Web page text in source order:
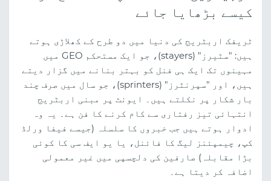
کیسے بڑھایا جائے
ٹریفک اربٹریج کی دنیا میں دو طرح کے کھلاڑی ہوتے
ہیں: "سٹیرز" (stayers)، جو ایک مستحکم GEO میں
مہینوں تک ایک ہی فنل کو بہتر بنانے میں گزار دیتے
ہیں، اور "سپرنٹرز" (sprinters)، جو سال میں صرف چند
بار شکار پر نکلتے ہیں۔ ایونٹ پر مبنی اربٹریج
انتہائی تیز رفتاری سے کام کرنے کا فن ہے۔ یہ وہ
ادوار ہوتے ہیں جب خبروں کا سلسلہ (جیسے فیفا ورلڈ
کپ، چیمپئنز لیگ کا فائنل، یا یو ایف سی کا کوئی
بڑا مقابلہ) صارفین کی دلچسپی میں غیر معمولی
اضافہ کر دیتا ہے۔